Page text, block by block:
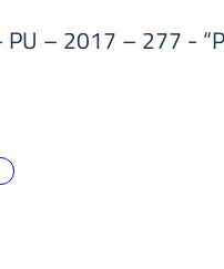
PU – 2017 – 277 -